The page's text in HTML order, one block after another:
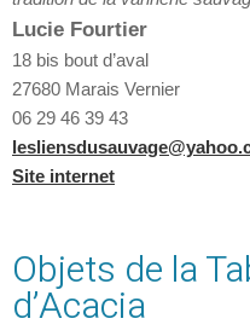
Lucie Fourtier
18 bis bout d’aval
27680 Marais Vernier
06 29 46 39 43
Site internet
Objets de la
d’Acacia